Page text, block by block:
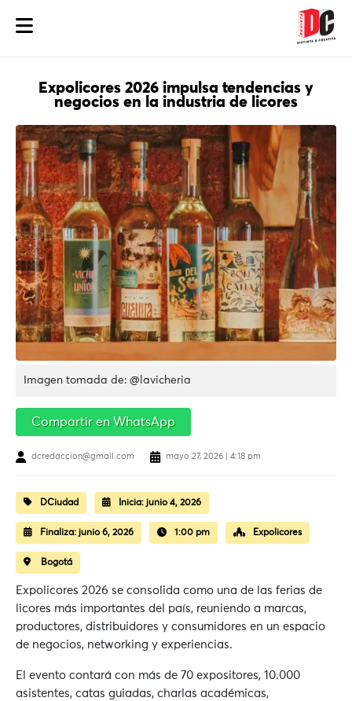
Expolicores 2026 impulsa tendencias y
negocios en la industria de licores
Imagen tomada de: @lavicheria
Compartir en WhatsApp
dcredaccion@gmail.com mayo 27, 2026 | 4:18 pm
DCiudad Inicia: junio 4, 2026
Finaliza: junio 6, 2026 1:00 pm Expolicores
Bogotá
Expolicores 2026 se consolida como una de las ferias de
licores más importantes del país, reuniendo a marcas,
productores, distribuidores y consumidores en un espacio
de negocios, networking y experiencias.
El evento contará con más de 70 expositores, 10.000
asistentes, catas guiadas, charlas académicas,